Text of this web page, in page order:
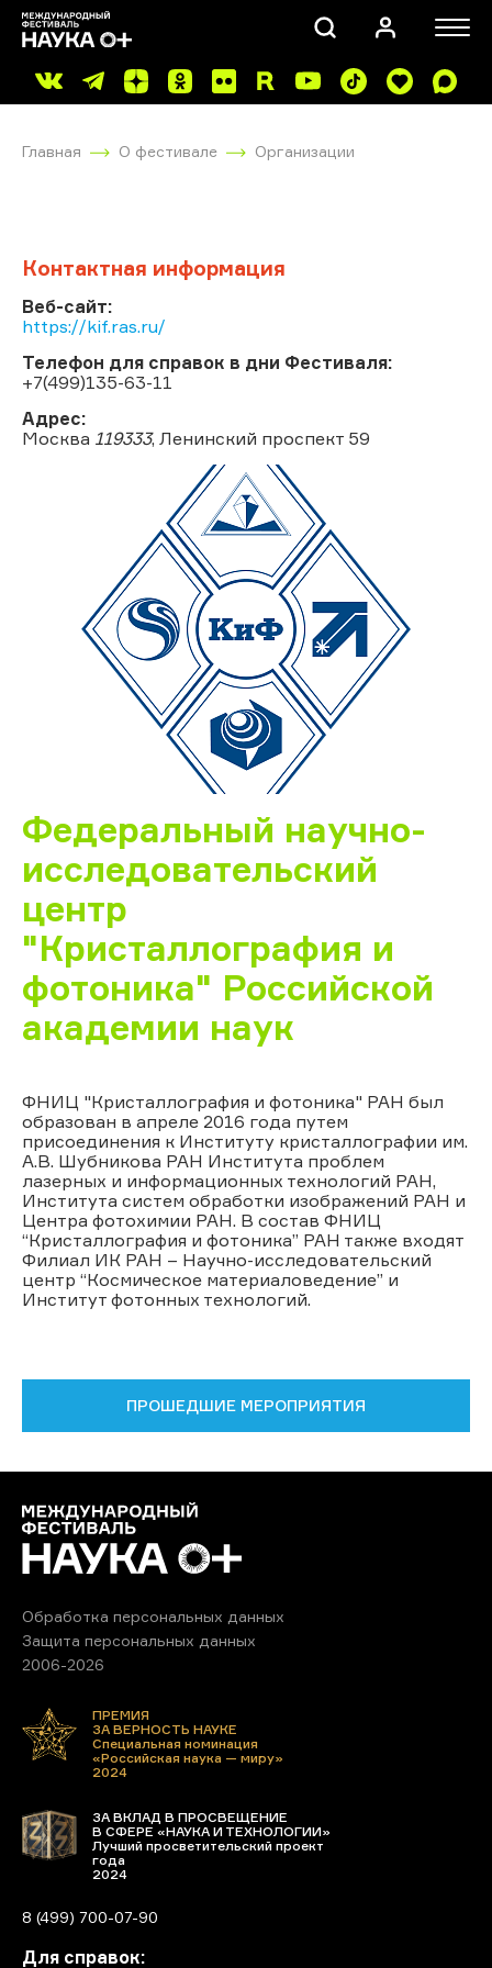
Главная О фестивале Организации
Контактная информация
Веб-сайт:
https://kif.ras.ru/
Телефон для справок в дни Фестиваля:
+7(499)135-63-11
Адрес:
Москва 119333, Ленинский проспект 59
Федеральный научно-
исследовательский
центр
"Кристаллография и
фотоника" Российской
академии наук
ФНИЦ "Кристаллография и фотоника" РАН был
образован в апреле 2016 года путем
присоединения к Институту кристаллографии им.
А.В. Шубникова РАН Института проблем
лазерных и информационных технологий РАН,
Института систем обработки изображений РАН и
Центра фотохимии РАН. В состав ФНИЦ
“Кристаллография и фотоника” РАН также входят
Филиал ИК РАН – Научно-исследовательский
центр “Космическое материаловедение” и
Институт фотонных технологий.
ПРОШЕДШИЕ МЕРОПРИЯТИЯ
Обработка персональных данных
Защита персональных данных
2006-2026
ПРЕМИЯ
ЗА ВЕРНОСТЬ НАУКЕ
Специальная номинация
«Российская наука — миру»
2024
ЗА ВКЛАД В ПРОСВЕЩЕНИЕ
В СФЕРЕ «НАУКА И ТЕХНОЛОГИИ»
Лучший просветительский проект
года
2024
8 (499) 700-07-90
Для справок: